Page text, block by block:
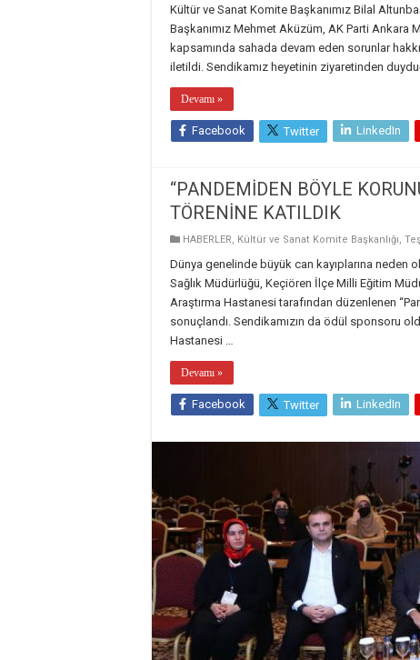
Kültür ve Sanat Komite Başkanımız Bilal
Başkanımız Mehmet Aküzüm, AK Parti Ankara
kapsamında sahada devam eden sorunlar
iletildi. Sendikamız heyetinin ziyaretinden
Devamı »
Facebook Twitter LinkedIn
“PANDEMİDEN BÖYLE
TÖRENİNE KATILDIK
HABERLER, Kültür ve Sanat Komite Başkanlığı,
Dünya genelinde büyük can kayıplarına neden
Sağlık Müdürlüğü, Keçiören İlçe Milli Eğitim
Araştırma Hastanesi tarafından düzenlenen
sonuçlandı. Sendikamızın da ödül sponsoru
Hastanesi …
Devamı »
Facebook Twitter LinkedIn